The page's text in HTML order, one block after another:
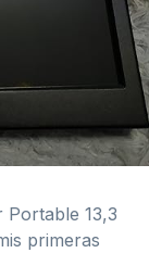
13,3
primeras